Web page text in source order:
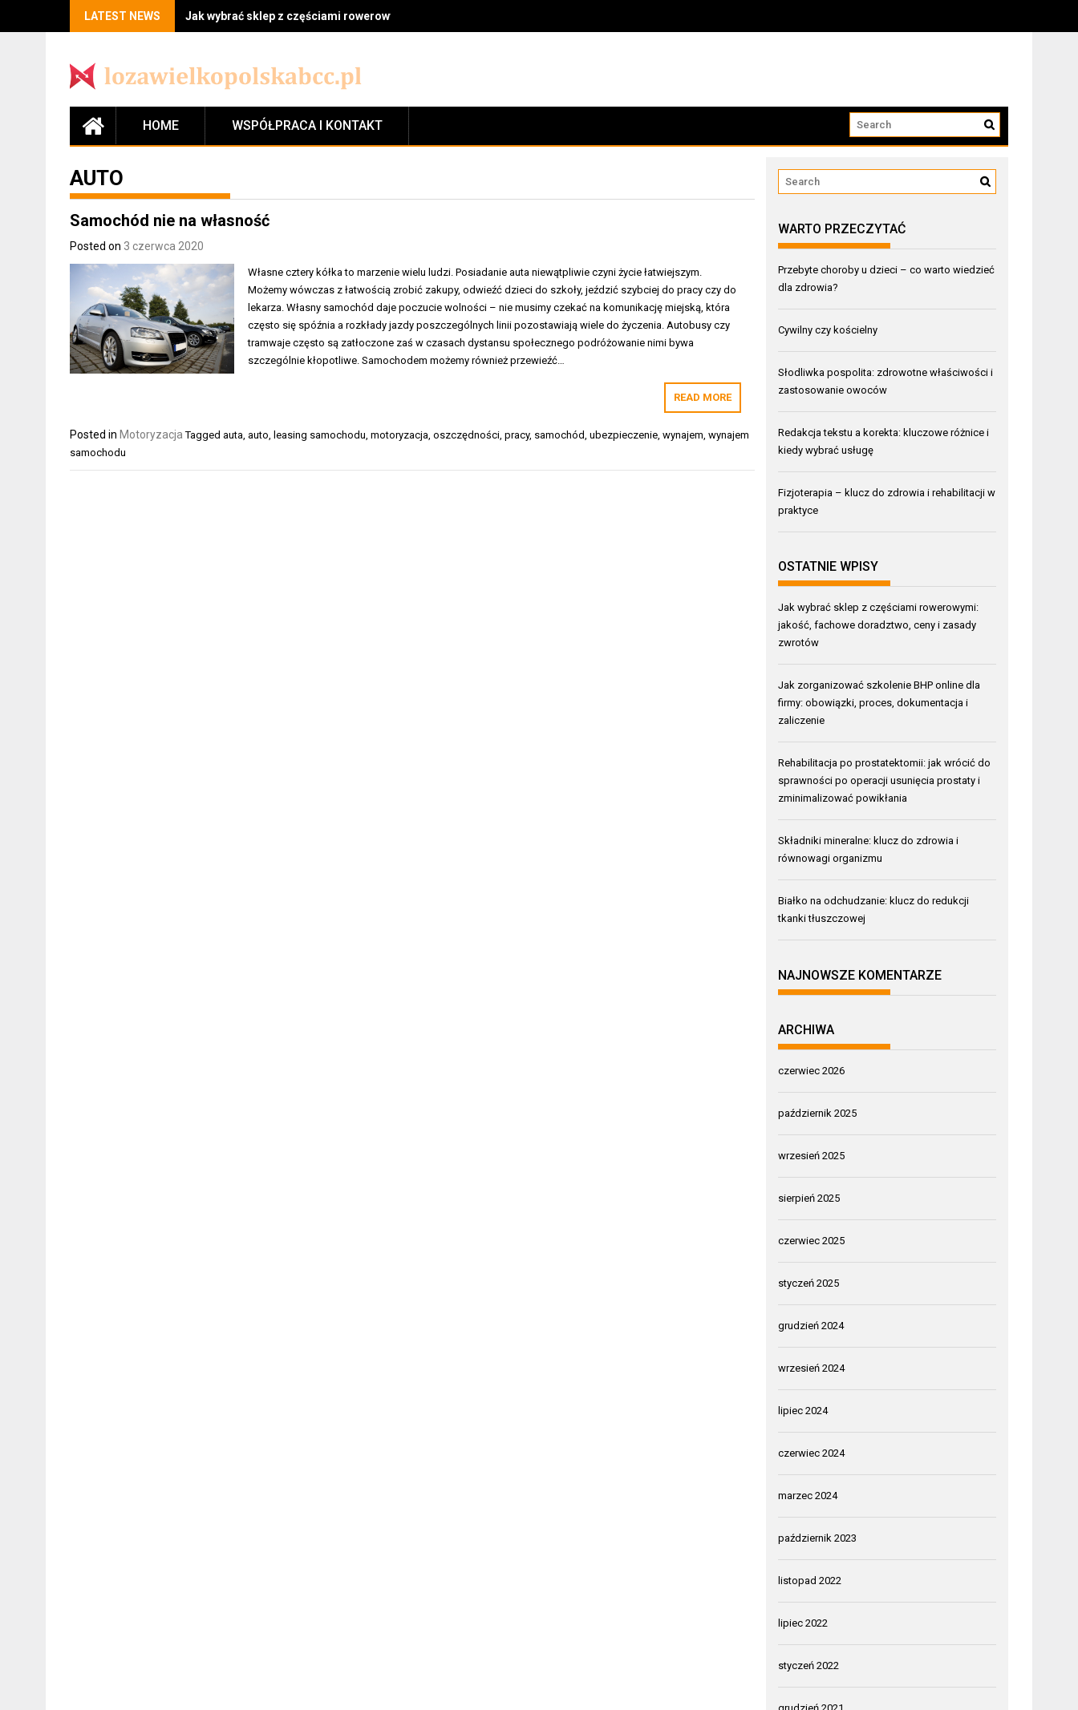
LATEST NEWS Jak wybrać sklep z częściami rowerowymi: jakość, fachowe doradztwo, ceny i zasady zwrotów
HOME WSPÓŁPRACA I KONTAKT
AUTO
Samochód nie na własność
Posted on 3 czerwca 2020
Własne cztery kółka to marzenie wielu ludzi. Posiadanie auta niewątpliwie czyni życie łatwiejszym.
Możemy wówczas z łatwością zrobić zakupy, odwieźć dzieci do szkoły, jeździć szybciej do pracy czy do
lekarza. Własny samochód daje poczucie wolności – nie musimy czekać na komunikację miejską, która
często się spóźnia a rozkłady jazdy poszczególnych linii pozostawiają wiele do życzenia. Autobusy czy
tramwaje często są zatłoczone zaś w czasach dystansu społecznego podróżowanie nimi bywa
szczególnie kłopotliwe. Samochodem możemy również przewieźć…
READ MORE
Posted in Motoryzacja Tagged auta, auto, leasing samochodu, motoryzacja, oszczędności, pracy, samochód, ubezpieczenie, wynajem, wynajem
samochodu
WARTO PRZECZYTAĆ
Przebyte choroby u dzieci – co warto wiedzieć
dla zdrowia?
Cywilny czy kościelny
Słodliwka pospolita: zdrowotne właściwości i
zastosowanie owoców
Redakcja tekstu a korekta: kluczowe różnice i
kiedy wybrać usługę
Fizjoterapia – klucz do zdrowia i rehabilitacji w
praktyce
OSTATNIE WPISY
Jak wybrać sklep z częściami rowerowymi:
jakość, fachowe doradztwo, ceny i zasady
zwrotów
Jak zorganizować szkolenie BHP online dla
firmy: obowiązki, proces, dokumentacja i
zaliczenie
Rehabilitacja po prostatektomii: jak wrócić do
sprawności po operacji usunięcia prostaty i
zminimalizować powikłania
Składniki mineralne: klucz do zdrowia i
równowagi organizmu
Białko na odchudzanie: klucz do redukcji
tkanki tłuszczowej
NAJNOWSZE KOMENTARZE
ARCHIWA
czerwiec 2026
październik 2025
wrzesień 2025
sierpień 2025
czerwiec 2025
styczeń 2025
grudzień 2024
wrzesień 2024
lipiec 2024
czerwiec 2024
marzec 2024
październik 2023
listopad 2022
lipiec 2022
styczeń 2022